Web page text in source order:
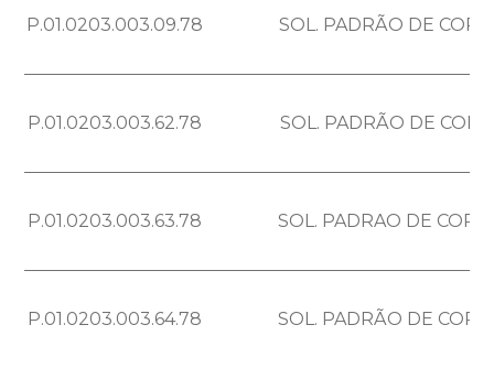
P.01.0203.003.09.78 SOL. PADRÃO DE COR
P.01.0203.003.62.78 SOL. PADRÃO DE COR
P.01.0203.003.63.78 SOL. PADRAO DE COR
P.01.0203.003.64.78 SOL. PADRÃO DE COR